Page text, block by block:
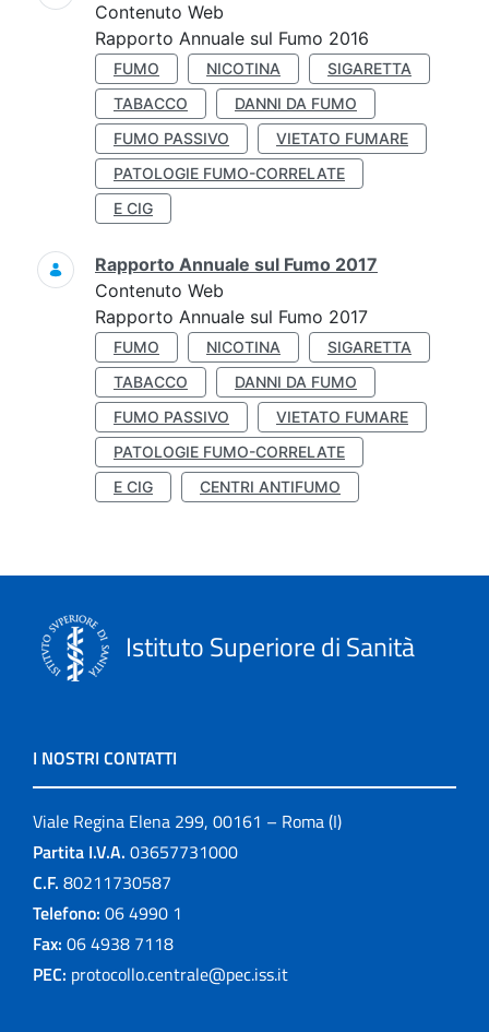
Contenuto Web
Rapporto Annuale sul Fumo 2016
FUMO NICOTINA
SIGARETTA
TABACCO
DANNI DA FUMO
FUMO PASSIVO
VIETATO FUMARE
PATOLOGIE FUMO-CORRELATE
E CIG
Rapporto Annuale sul Fumo 2017
Contenuto Web
Rapporto Annuale sul Fumo 2017
FUMO NICOTINA
SIGARETTA
TABACCO
DANNI DA FUMO
FUMO PASSIVO
VIETATO FUMARE
PATOLOGIE FUMO-CORRELATE
E CIG
CENTRI ANTIFUMO
Istituto Superiore di Sanità
I NOSTRI CONTATTI
Viale Regina Elena 299, 00161 – Roma (I)
Partita I.V.A. 03657731000
C.F. 80211730587
Telefono: 06 4990 1
Fax: 06 4938 7118
PEC: protocollo.centrale@pec.iss.it